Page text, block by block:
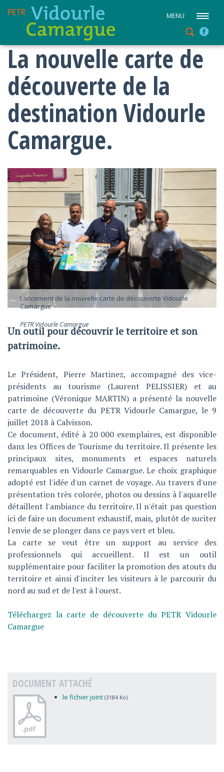
MENU
La nouvelle carte de
découverte de la
destination Vidourle
Camargue.
Lancement de la nouvelle carte de découverte Vidourle
Camargue
PETR Vidourle Camargue
Un outil pour découvrir le territoire et son
patrimoine.
Le Président, Pierre Martinez, accompagné des vice-
présidents au tourisme (Laurent PELISSIER) et au
patrimoine (Véronique MARTIN) a présenté la nouvelle
carte de découverte du PETR Vidourle Camargue, le 9
juillet 2018 à Calvisson.
Ce document, édité à 20 000 exemplaires, est disponible
dans les Offices de Tourisme du territoire. Il présente les
principaux sites, monuments et espaces naturels
remarquables en Vidourle Camargue. Le choix graphique
adopté est l'idée d'un carnet de voyage. Au travers d'une
présentation très colorée, photos ou dessins à l'aquarelle
détaillent l'ambiance du territoire. Il n'était pas question
ici de faire un document exhaustif, mais, plutôt de suciter
l'envie de se plonger dans ce pays vert et bleu.
La carte se veut être un support au service des
professionnels qui accueillent. Il est un outil
supplémentaire pour faciliter la promotion des atouts du
territoire et ainsi d'inciter les visiteurs à le parcourir du
nord au sud et de l'est à l'ouest.
Téléchargez la carte de découverte du PETR Vidourle
Camargue
DOCUMENT ATTACHÉ
le fichier joint (3184 Ko)